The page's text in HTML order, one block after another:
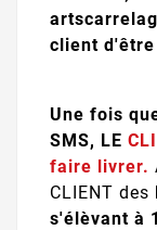
client
Une fois
SMS, LE
faire livrer.
CLIENT des
s'élèvant à